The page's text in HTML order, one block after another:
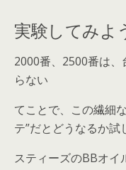
実験してみよ
2000番、2500番は
らない
てことで、この繊細
テ”だとどうなるか試
スティーズのBBオイ